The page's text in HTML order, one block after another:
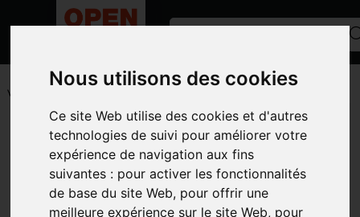
Nous utilisons des cookies
Ce site Web utilise des cookies et d'autres
technologies de suivi pour améliorer votre
expérience de navigation aux fins
suivantes : pour activer les fonctionnalités
de base du site Web, pour offrir une
meilleure expérience sur le site Web, pour
ACCUEIL /ANNONCES/MATÉRIEL VITICOLE/BENNE
VENDANGE
Toutes les catégories
CATÉGORIES
MARQUES